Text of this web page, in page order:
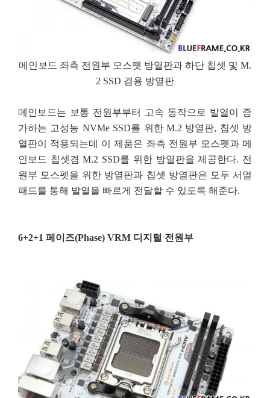
메인보드 좌측 전원부 모스펫 방열판과 하단 칩셋 및 M.
2 SSD 겸용 방열판
메인보드는 보통 전원부부터 고속 동작으로 발열이 증
가하는 고성능 NVMe SSD를 위한 M.2 방열판, 칩셋 방
열판이 적용되는데 이 제품은 좌측 전원부 모스펫과 메
인보드 칩셋겸 M.2 SSD를 위한 방열판을 제공한다. 전
원부 모스펫을 위한 방열판과 칩셋 방열판은 모두 서멀
패드를 통해 발열을 빠르게 전달할 수 있도록 해준다.
6+2+1 페이즈(Phase) VRM 디지털 전원부